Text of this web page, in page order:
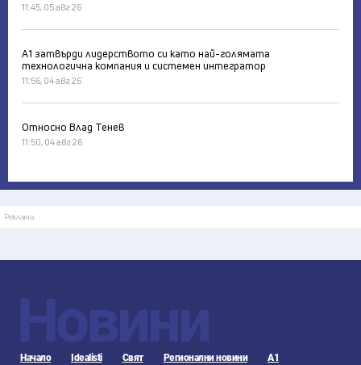
11:45, 05 авг 26
А1 затвърди лидерството си като най-голямата
технологична компания и системен интегратор
11:56, 04 авг 26
Относно Влад Тенев
11:50, 04 авг 26
Реклама
Новини
Начало Idealisti Свят Регионални новини А1